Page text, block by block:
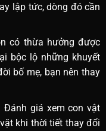
lập tức, dòng đó cần
có thừa hưởng được
bộc lộ những khuyết
bố mẹ, bạn nên thay
Đánh giá xem con vật
khi thời tiết thay đổi